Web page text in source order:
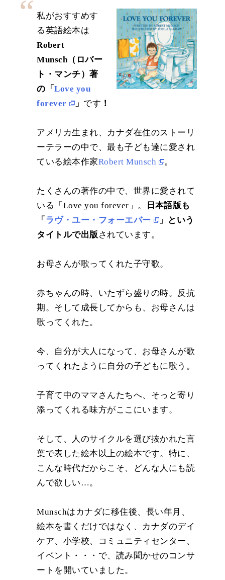
私がおすすめす
る英語絵本は
Robert
Munsch（ロバー
ト・マンチ）著
の「Love you
forever
」 です ！
アメリカ生まれ、カナダ在住のストーリ
ーテラーの中で、最も子ども達に愛され
ている絵本作家Robert Munsch 。
たくさんの著作の中で、世界に愛されて
いる「Love you forever」。
日本語版も
「 ラヴ・ユー・フォーエバー
」という
タイトルで出版 されています。
お母さんが歌ってくれた子守歌。
赤ちゃんの時、いたずら盛りの時。反抗
期。そして成長してからも、お母さんは
歌ってくれた。
今、自分が大人になって、お母さんが歌
ってくれたように自分の子どもに歌う。
子育て中のママさんたちへ、そっと寄り
添ってくれる味方がここにいます。
そして、人のサイクルを選び抜かれた言
葉で表した絵本以上の絵本です。特に、
こんな時代だからこそ、どんな人にも読
んで欲しい…。
Munschはカナダに移住後、長い年月、
絵本を書くだけではなく、カナダのデイ
ケア、小学校、コミュニティセンター、
イベント・・・で、読み聞かせのコンサ
ートを開いていました。